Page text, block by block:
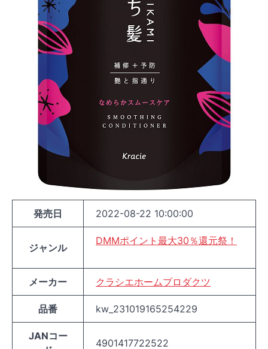
発売日 2022-08-22 10:00:00
ジャンル
DMMポイント最大30％還元祭！
メーカー クラシエホームプロダクツ
品番 kw_231019165254229
JANコー
4901417722522